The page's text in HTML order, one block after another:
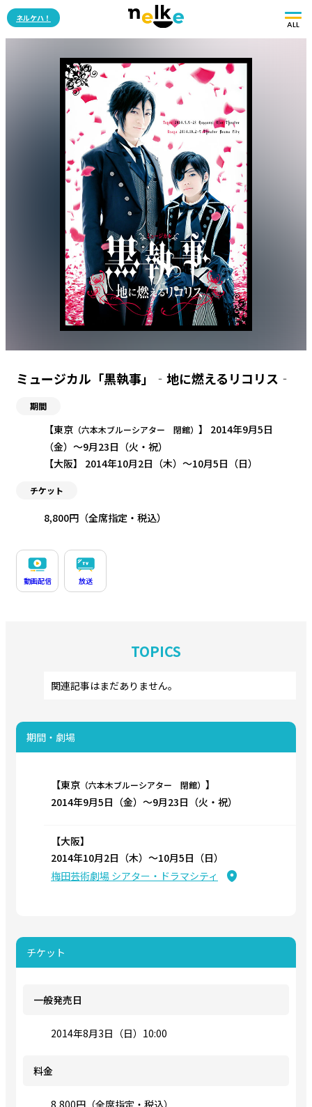
ネルケハ！
ALL
ミュージカル「黒執事」‐地に燃えるリコリス‐
期間
【東京 （六本木ブルーシアター 閉館） 】 2014年9月5日
（金）〜9月23日（火・祝）
【大阪】 2014年10月2日（木）〜10月5日（日）
チケット
8,800円（全席指定・税込）
動画配信 放送
TOPICS
関連記事はまだありません。
期間・劇場
【東京 （六本木ブルーシアター 閉館） 】
2014年9月5日（金）〜9月23日（火・祝）
【大阪】
2014年10月2日（木）〜10月5日（日）
梅田芸術劇場 シアター・ドラマシティ
チケット
一般発売日
2014年8月3日（日）10:00
料金